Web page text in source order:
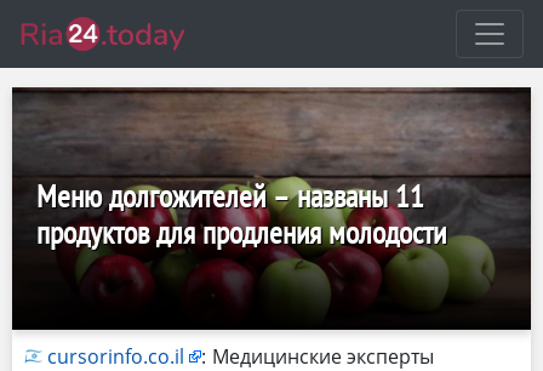
Меню долгожителей – названы 11
продуктов для продления молодости
cursorinfo.co.il : Медицинские эксперты